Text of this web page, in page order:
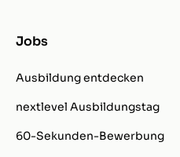
Jobs
Ausbildung entdecken
nextlevel Ausbildungstag
60-Sekunden-Bewerbung